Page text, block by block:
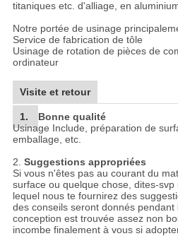
titaniques etc. d'alliage, en
Notre portée de usinage
Service de fabrication de tôle
Usinage de rotation de pièces de
ordinateur
Visite et retour
1.
Bonne qualité
Usinage Include, préparation de
emballage, etc.
2. Suggestions appropriées
Si vous n'êtes pas au courant du
surface ou quelque chose, dites-
lequel nous te fournirez des
des conseils seront donnés
conception est trouvée assez non
incombe finalement à vous si